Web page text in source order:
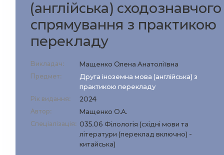
(англійська) сходознавчого
спрямування з практикою
перекладу
Викладач: Мащенко Олена Анатоліївна
Предмет:
Друга іноземна мова (англійська) з
практикою перекладу
Рік видання: 2024
Автор: Мащенко О.А.
Спеціалізація: 035.06 Філологія (східні мови та
літератури (переклад включно) -
китайська)